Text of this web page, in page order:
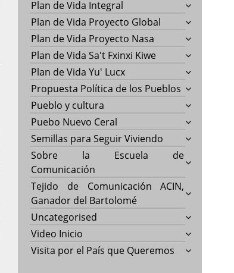
Plan de Vida Integral
Plan de Vida Proyecto Global
Plan de Vida Proyecto Nasa
Plan de Vida Sa't Fxinxi Kiwe
Plan de Vida Yu' Lucx
Propuesta Política de los Pueblos
Pueblo y cultura
Puebo Nuevo Ceral
Semillas para Seguir Viviendo
Sobre la Escuela de
Comunicación
Tejido de Comunicación ACIN,
Ganador del Bartolomé
Uncategorised
Video Inicio
Visita por el País que Queremos